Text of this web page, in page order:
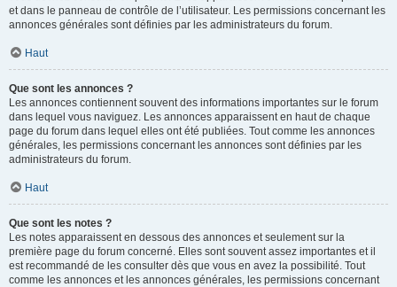
et dans le panneau de contrôle de l’utilisateur. Les permissions concernant les
annonces générales sont définies par les administrateurs du forum.
Haut
Que sont les annonces ?
Les annonces contiennent souvent des informations importantes sur le forum
dans lequel vous naviguez. Les annonces apparaissent en haut de chaque
page du forum dans lequel elles ont été publiées. Tout comme les annonces
générales, les permissions concernant les annonces sont définies par les
administrateurs du forum.
Haut
Que sont les notes ?
Les notes apparaissent en dessous des annonces et seulement sur la
première page du forum concerné. Elles sont souvent assez importantes et il
est recommandé de les consulter dès que vous en avez la possibilité. Tout
comme les annonces et les annonces générales, les permissions concernant